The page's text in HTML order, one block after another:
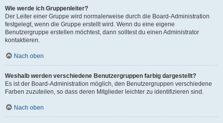
Wie werde ich Gruppenleiter?
Der Leiter einer Gruppe wird normalerweise durch die Board-Administration
festgelegt, wenn die Gruppe erstellt wird. Wenn du eine eigene
Benutzergruppe erstellen möchtest, dann solltest du einen Administrator
kontaktieren.
Nach oben
Weshalb werden verschiedene Benutzergruppen farbig dargestellt?
Es ist der Board-Administration möglich, den Benutzergruppen verschiedene
Farben zuzuteilen, so dass deren Mitglieder leichter zu identifizieren sind.
Nach oben